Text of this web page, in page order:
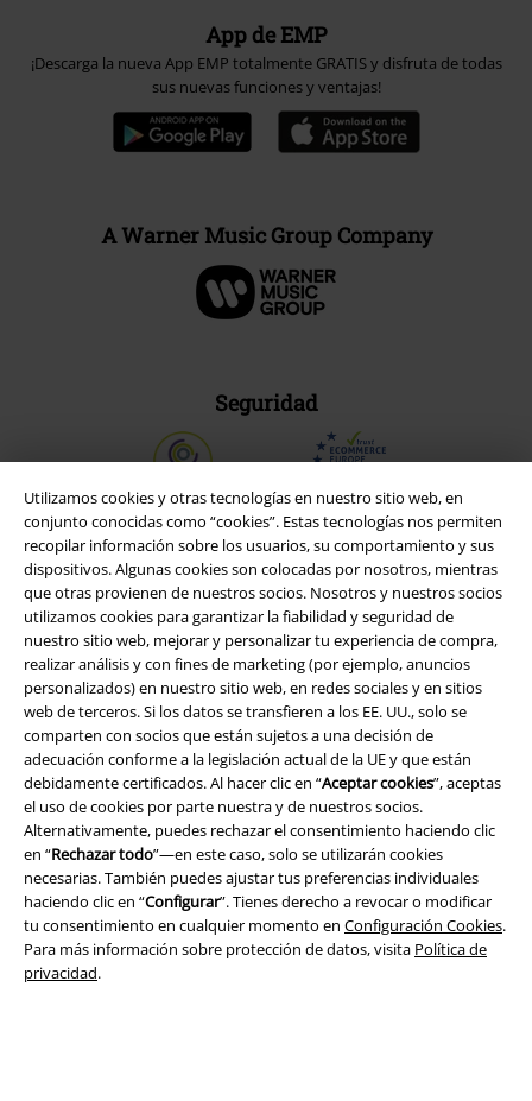
Utilizamos cookies y otras tecnologías en nuestro sitio web, en
conjunto conocidas como “cookies”. Estas tecnologías nos permiten
recopilar información sobre los usuarios, su comportamiento y sus
dispositivos. Algunas cookies son colocadas por nosotros, mientras
que otras provienen de nuestros socios. Nosotros y nuestros socios
utilizamos cookies para garantizar la fiabilidad y seguridad de
nuestro sitio web, mejorar y personalizar tu experiencia de compra,
realizar análisis y con fines de marketing (por ejemplo, anuncios
personalizados) en nuestro sitio web, en redes sociales y en sitios
web de terceros. Si los datos se transfieren a los EE. UU., solo se
comparten con socios que están sujetos a una decisión de
adecuación conforme a la legislación actual de la UE y que están
debidamente certificados. Al hacer clic en “Aceptar cookies”, aceptas
el uso de cookies por parte nuestra y de nuestros socios.
Alternativamente, puedes rechazar el consentimiento haciendo clic
en “Rechazar todo”—en este caso, solo se utilizarán cookies
necesarias. También puedes ajustar tus preferencias individuales
haciendo clic en “Configurar”. Tienes derecho a revocar o modificar
tu consentimiento en cualquier momento en Configuración Cookies.
Para más información sobre protección de datos, visita Política de
privacidad.
App de EMP
¡Descarga la nueva App EMP totalmente GRATIS y disfruta de todas
sus nuevas funciones y ventajas!
A Warner Music Group Company
Seguridad
Legal
Términos y Condiciones
Aviso Legal
Ley protección de datos
Eliminación de residuos y protección del medioambiente